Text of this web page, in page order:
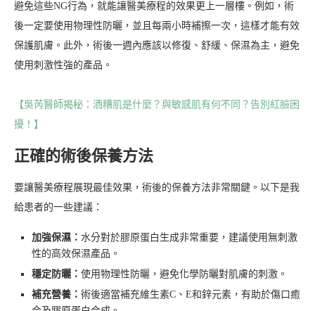
避免這些NG行為，就能讓醫美療程的效果更上一層樓。例如，術
後一定要使用物理性防曬，並且每兩小時補擦一次，這樣才能有效
保護肌膚。此外，術後一週內應該以修復、舒緩、保濕為主，避免
使用刺激性強的產品。
【吳芮醫師揭秘：酒糟肌是什麼？與敏感肌有何不同？告別紅臉困
擾！】
正確的術後保養方法
要讓醫美療程展現最佳效果，術後的保養方法非常關鍵。以下是我
給患者的一些建議：
加強保濕： 水分對於膠原蛋白生成非常重要，建議使用無刺激
性的高效保濕產品。
穩定防曬： 使用物理性防曬，避免化學防曬對肌膚的刺激。
補充營養： 術後適當補充維生素C、E和鋅元素，有助於傷口癒